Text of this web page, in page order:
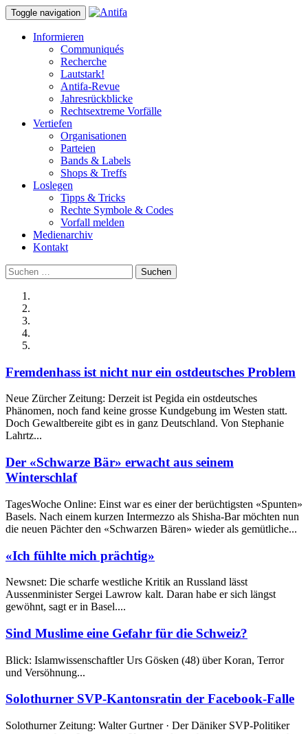
Toggle navigation
Informieren
Communiqués
Recherche
Lautstark!
Antifa-Revue
Jahresrückblicke
Rechtsextreme Vorfälle
Vertiefen
Organisationen
Parteien
Bands & Labels
Shops & Treffs
Loslegen
Tipps & Tricks
Rechte Symbole & Codes
Vorfall melden
Medienarchiv
Kontakt
Suchen
nach:
Fremdenhass ist nicht nur ein ostdeutsches Problem
Neue Zürcher Zeitung: Derzeit ist Pegida ein ostdeutsches
Phänomen, noch fand keine grosse Kundgebung im Westen statt.
Doch Gewaltbereite gibt es in ganz Deutschland. Von Stephanie
Lahrtz...
Der «Schwarze Bär» erwacht aus seinem
Winterschlaf
TagesWoche Online: Einst war es einer der berüchtigsten «Spunten»
Basels. Nach einem kurzen Intermezzo als Shisha-Bar möchten nun
die neuen Pächter den «Schwarzen Bären» wieder als gemütliche...
«Ich fühlte mich prächtig»
Newsnet: Die scharfe westliche Kritik an Russland lässt
Aussenminister Sergei Lawrow kalt. Daran habe er sich längst
gewöhnt, sagt er in Basel....
Sind Muslime eine Gefahr für die Schweiz?
Blick: Islamwissenschaftler Urs Gösken (48) über Koran, Terror
und Versöhnung...
Solothurner SVP-Kantonsratin der Facebook-Falle
Solothurner Zeitung: Walter Gurtner · Der Däniker SVP-Politiker